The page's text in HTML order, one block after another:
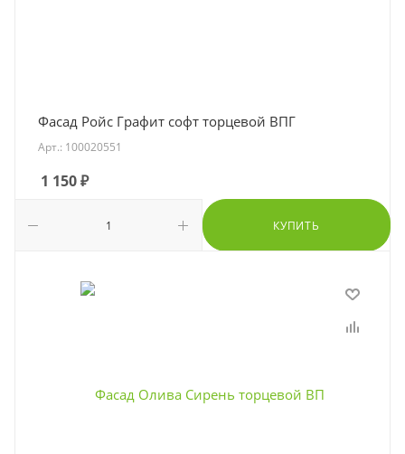
Фасад Ройс Графит софт торцевой ВПГ
Арт.: 100020551
1 150₽
КУПИТЬ